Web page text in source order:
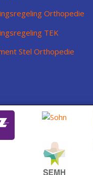
Orthopedie
TEK
Stel Orthopedie